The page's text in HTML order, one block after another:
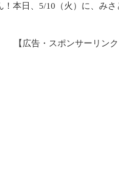
本日、5/10（火）に、み
【広告・スポンサーリンク